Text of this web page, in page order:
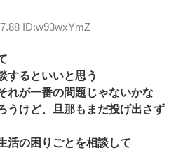
ID:w93wxYmZ
するといいと思う
れが一番の問題じゃないかな
うけど、旦那もまだ投げ出さず
活の困りごとを相談して